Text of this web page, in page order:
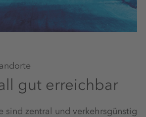
gut erreichbar
sind zentral und verkehrsgünstig